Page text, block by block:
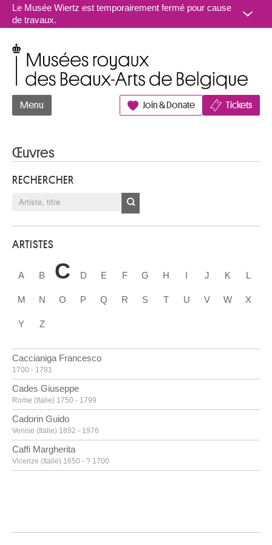
Aller au contenu
Le Musée Wiertz est temporairement fermé pour cause
de travaux.
Menu Join & Donate Tickets
Œuvres
RECHERCHER
ARTISTES
A B C D E F G H I J K L
M N O P Q R S T U V W X
Y Z
Caccianiga Francesco
1700 - 1781
Cades Giuseppe
Rome (Italie) 1750 - 1799
Cadorin Guido
Venise (Italie) 1892 - 1976
Caffi Margherita
Vicenze (Italie) 1650 - ? 1700